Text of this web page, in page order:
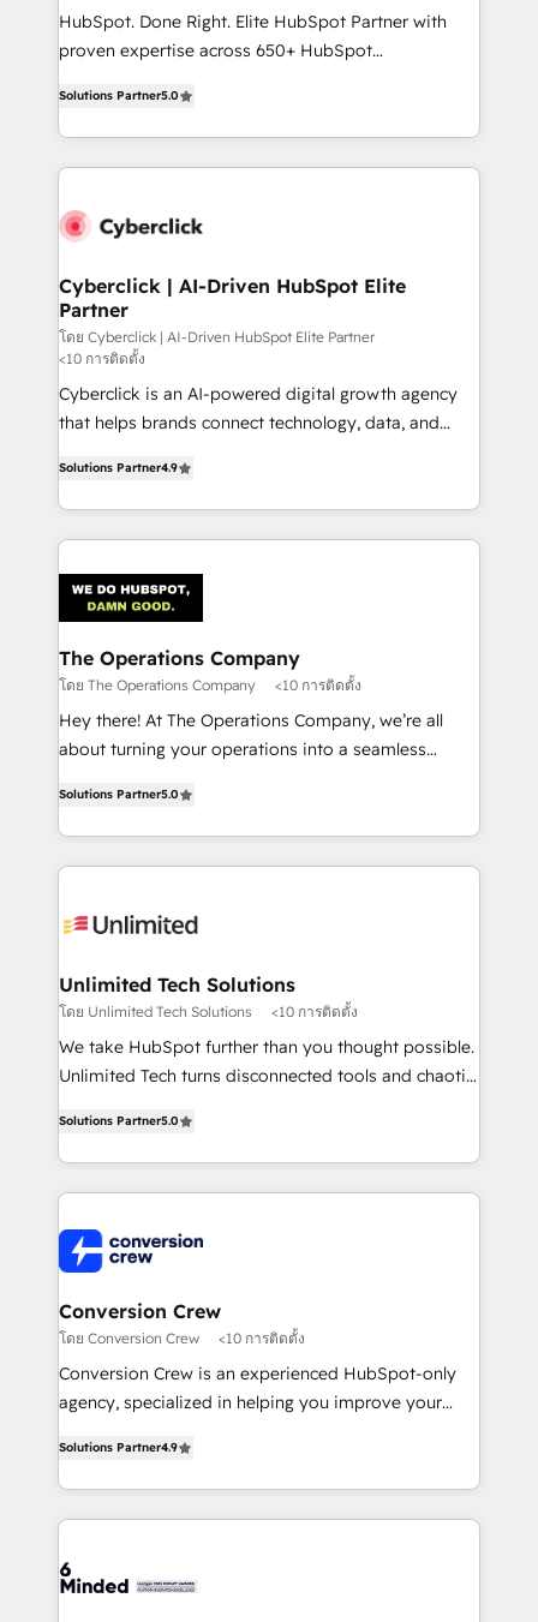
HubSpot CRM drives measurable results. Our
RevOps services align your sales, marketing, and
optimize the revenue lifecycle—lead generation to
retention—by refining processes and eliminating
maximize profitability and adapt to your goals.
HubSpot. Done Right. Elite HubSpot Partner with
proven expertise across 650+ HubSpot
experience, we help you use the HubSpot platform
to its fullest capacity, improve your current HubSpot
website, or build your new one.
Solutions Partner5.0
Cyberclick | AI-Driven HubSpot Elite
Partner
โดย Cyberclick | AI-Driven HubSpot Elite Partner
<10 การติดตั้ง
Cyberclick is an AI-powered digital growth agency
that helps brands connect technology, data, and
Barcelona and operating across Spain, LATAM, and
the UK, we support global companies in building
smarter marketing, sales, and customer success
Iberia (Spain & Portugal), we combine human insight
with intelligent automation to drive sustainable
growth. Our multidisciplinary team designs solutions
that simplify complexity, boost performance, and
turn innovation into real impact. 🌍 Highlights •
HubSpot Partner since 2012 • 2022 EMEA Impact
projects • Clients in 30+ industries • Proprietary
technology for integrations • Multilingual team:
Solutions Partner4.9
The Operations Company
โดย The Operations Company <10 การติดตั้ง
Hey there! At The Operations Company, we’re all
about turning your operations into a seamless
transforming complex systems into efficient,
scalable solutions that work across your entire
organization. We’re a unique blend of deep HubSpot
operational know-how. We know that no two
solutions. Instead, we dive in to understand your
needs, goals, and challenges to deliver solutions that
fit like a glove. We’re committed to being both
highly effective and fun to work with. We believe in
relationships. Your success is our success, and we’re
all in this together! From startup to enterprise, we’ll
what matters most: growing your business and
wowing your customers. Let’s make HubSpot work
Solutions Partner5.0
Unlimited Tech Solutions
โดย Unlimited Tech Solutions <10 การติดตั้ง
We take HubSpot further than you thought possible.
Unlimited Tech turns disconnected tools and chaotic
engine. We combine RevOps strategy with deep
technical execution to help teams scale faster—with
cleaner data, smarter automation, and more
Implementation & Migration · Native & Custom
Integrations · Custom Development · CPQ & FSM ·
Reporting & Analytics · GTM Architecture · Sales &
Marketing Enablement If you’re ready to elevate
HubSpot from “just your CRM” to your growth
infrastructure—let’s talk.
Solutions Partner5.0
Conversion Crew
โดย Conversion Crew <10 การติดตั้ง
Conversion Crew is an experienced HubSpot-only
agency, specialized in helping you improve your
Implementing HubSpot (CRM, Marketing, Sales,
Service and Operations) - Developing fast, good-
looking websites in the HubSpot CMS - Building
systems you use You need a clear method to reach
Solutions Partner4.9